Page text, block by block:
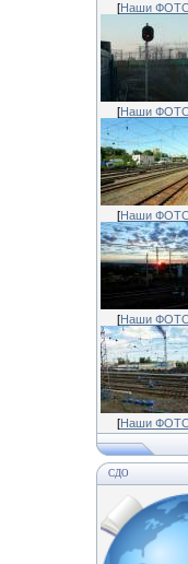
[Наши
[Наши
[Наши
[Наши
[Наши
СДО